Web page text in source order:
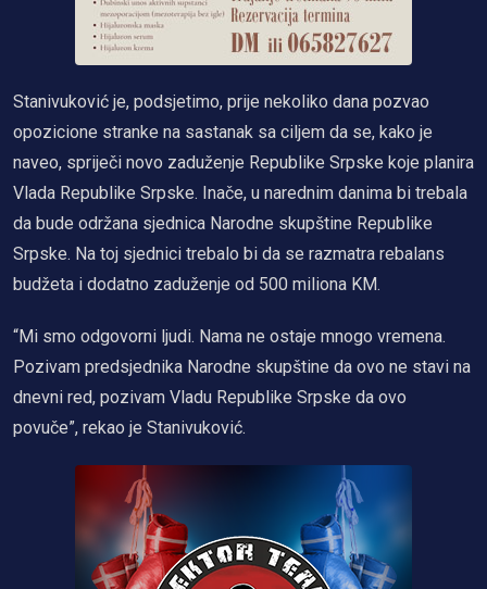
Stanivuković je, podsjetimo, prije nekoliko dana pozvao
opozicione stranke na sastanak sa ciljem da se, kako je
naveo, spriječi novo zaduženje Republike Srpske koje planira
Vlada Republike Srpske. Inače, u narednim danima bi trebala
da bude održana sjednica Narodne skupštine Republike
Srpske. Na toj sjednici trebalo bi da se razmatra rebalans
budžeta i dodatno zaduženje od 500 miliona KM.
“Mi smo odgovorni ljudi. Nama ne ostaje mnogo vremena.
Pozivam predsjednika Narodne skupštine da ovo ne stavi na
dnevni red, pozivam Vladu Republike Srpske da ovo
povuče”, rekao je Stanivuković.